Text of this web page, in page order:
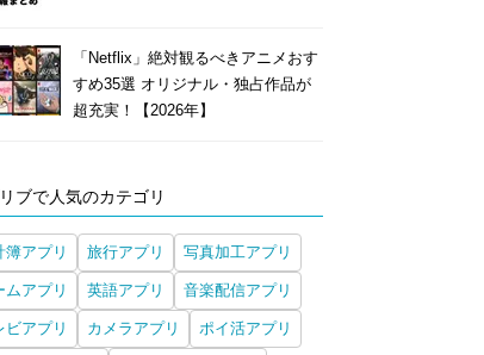
「Netflix」絶対観るべきアニメおす
すめ35選 オリジナル・独占作品が
超充実！【2026年】
ブで人気のカテゴリ
簿アプリ 旅行アプリ 写真加工アプリ
ムアプリ 英語アプリ 音楽配信アプリ
ビアプリ カメラアプリ ポイ活アプリ